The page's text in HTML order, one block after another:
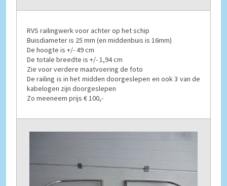
RVS railingwerk voor achter op het schip
Buisdiameter is 25 mm (en middenbuis is 16mm)
De hoogte is +/- 49 cm
De totale breedte is +/- 1,94 cm
Zie voor verdere maatvoering de foto
De railing is in het midden doorgeslepen en ook 3 van de
kabelogen zijn doorgeslepen
Zo meeneem prijs € 100,-